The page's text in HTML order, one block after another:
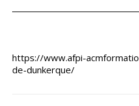
https://www.afpi-
de-dunkerque/